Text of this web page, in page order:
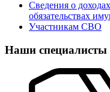
Сведения о
обязательствах
Участникам СВО
Наши специалисты